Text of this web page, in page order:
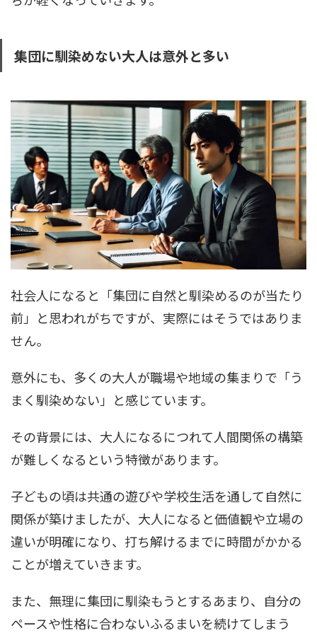
集団に馴染めない大人は意外と多い
社会人になると「集団に自然と馴染めるのが当たり
前」と思われがちですが、実際にはそうではありま
せん。
意外にも、多くの大人が職場や地域の集まりで「う
まく馴染めない」と感じています。
その背景には、大人になるにつれて人間関係の構築
が難しくなるという特徴があります。
子どもの頃は共通の遊びや学校生活を通して自然に
関係が築けましたが、大人になると価値観や立場の
違いが明確になり、打ち解けるまでに時間がかかる
ことが増えていきます。
また、無理に集団に馴染もうとするあまり、自分の
ペースや性格に合わないふるまいを続けてしまう